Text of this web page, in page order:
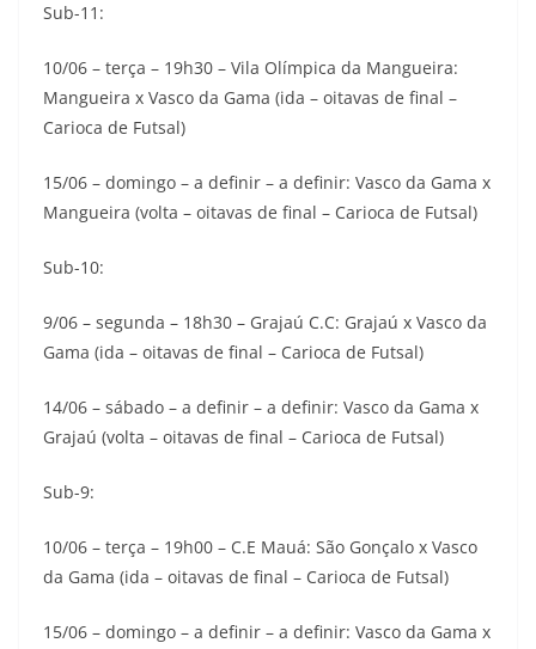
Sub-11:
10/06 – terça – 19h30 – Vila Olímpica da Mangueira:
Mangueira x Vasco da Gama (ida – oitavas de final –
Carioca de Futsal)
15/06 – domingo – a definir – a definir: Vasco da Gama x
Mangueira (volta – oitavas de final – Carioca de Futsal)
Sub-10:
9/06 – segunda – 18h30 – Grajaú C.C: Grajaú x Vasco da
Gama (ida – oitavas de final – Carioca de Futsal)
14/06 – sábado – a definir – a definir: Vasco da Gama x
Grajaú (volta – oitavas de final – Carioca de Futsal)
Sub-9:
10/06 – terça – 19h00 – C.E Mauá: São Gonçalo x Vasco
da Gama (ida – oitavas de final – Carioca de Futsal)
15/06 – domingo – a definir – a definir: Vasco da Gama x